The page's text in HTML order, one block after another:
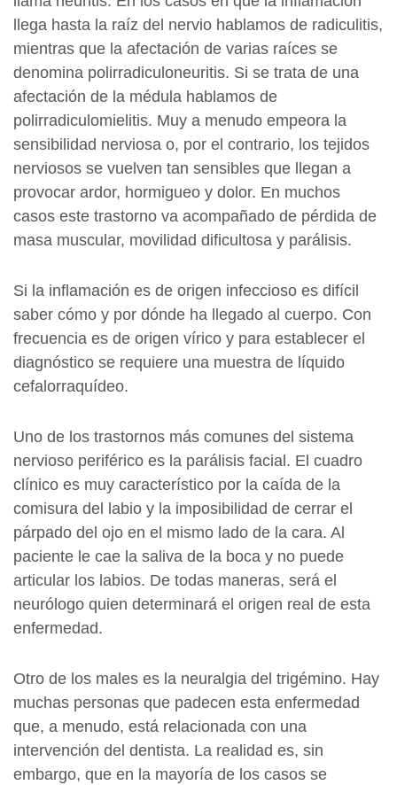
llega hasta la raíz del nervio hablamos de radiculitis,
mientras que la afectación de varias raíces se
denomina polirradiculoneuritis. Si se trata de una
afectación de la médula hablamos de
polirradiculomielitis. Muy a menudo empeora la
sensibilidad nerviosa o, por el contrario, los tejidos
nerviosos se vuelven tan sensibles que llegan a
provocar ardor, hormigueo y dolor. En muchos
casos este trastorno va acompañado de pérdida de
masa muscular, movilidad dificultosa y parálisis.
Si la inflamación es de origen infeccioso es difícil
saber cómo y por dónde ha llegado al cuerpo. Con
frecuencia es de origen vírico y para establecer el
diagnóstico se requiere una muestra de líquido
cefalorraquídeo.
Uno de los trastornos más comunes del sistema
nervioso periférico es la parálisis facial. El cuadro
clínico es muy característico por la caída de la
comisura del labio y la imposibilidad de cerrar el
párpado del ojo en el mismo lado de la cara. Al
paciente le cae la saliva de la boca y no puede
articular los labios. De todas maneras, será el
neurólogo quien determinará el origen real de esta
enfermedad.
Otro de los males es la neuralgia del trigémino. Hay
muchas personas que padecen esta enfermedad
que, a menudo, está relacionada con una
intervención del dentista. La realidad es, sin
embargo, que en la mayoría de los casos se